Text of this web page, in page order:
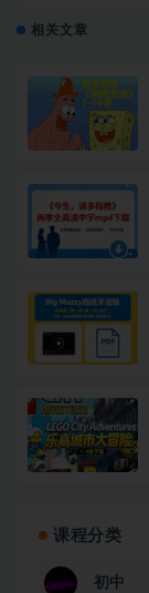
相关文章
课程分类
初中